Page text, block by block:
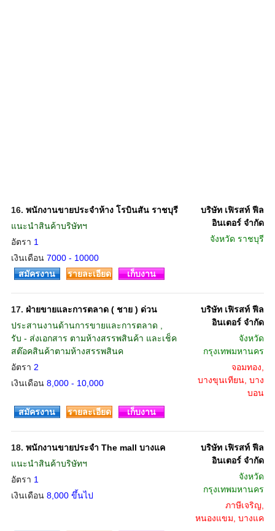
16. พนักงานขายประจำห้าง โรบินสัน ราชบุรี
แนะนำสินค้าบริษัทฯ
อัตรา 1
เงินเดือน 7000 - 10000
บริษัท เฟิรสท์ ฟีล
อินเตอร์ จำกัด
จังหวัด ราชบุรี
สมัครงาน รายละเอียด เก็บงาน
17. ฝ่ายขายและการตลาด ( ชาย ) ด่วน
ประสานงานด้านการขายและการตลาด ,
รับ - ส่งเอกสาร ตามห้างสรรพสินค้า และเช็ค
สต๊อคสินค้าตามห้างสรรพสินค
อัตรา 2
เงินเดือน 8,000 - 10,000
บริษัท เฟิรสท์ ฟีล
อินเตอร์ จำกัด
จังหวัด
กรุงเทพมหานคร
จอมทอง,
บางขุนเทียน, บาง
บอน
สมัครงาน
รายละเอียด เก็บงาน
18. พนักงานขายประจำ The mall บางแค
แนะนำสินค้าบริษัทฯ
อัตรา 1
เงินเดือน 8,000 ขึ้นไป
บริษัท เฟิรสท์ ฟีล
อินเตอร์ จำกัด
จังหวัด
กรุงเทพมหานคร
ภาษีเจริญ,
หนองแขม, บางแค